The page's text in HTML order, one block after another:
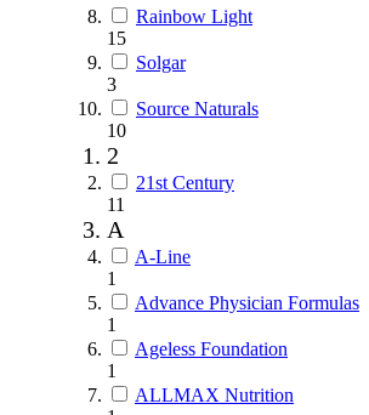
Rainbow Light
15
Solgar
3
Source Naturals
10
2
21st Century
11
A
A-Line
1
Advance Physician Formulas
1
Ageless Foundation
1
ALLMAX Nutrition